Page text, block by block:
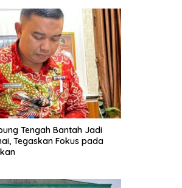
Tengah Bantah Jadi
Tegaskan Fokus pada